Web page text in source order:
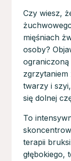
Czy wiesz,
mięśniach
osoby?
zgrzytaniem
twarzy i
się dolnej
To
terapii
głębokiego,